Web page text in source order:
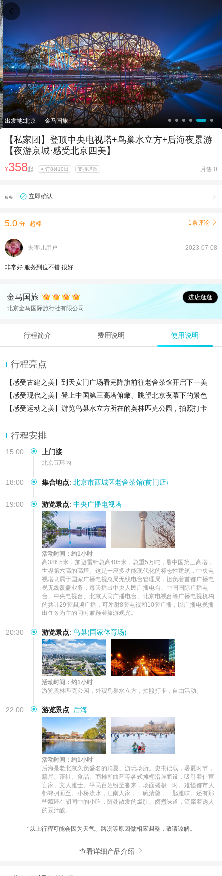
出发地:北京 金马国旅
【私家团】登顶中央电视塔+鸟巢水立方+后海夜景游
【夜游京城·感受北京四美】
¥358起 可订8月10日 支持退款 月售:0
服务 立即确认 
5.0 分 超棒 1条评论 
去哪儿用户 2023-07-08
非常好 服务到位不错 很好
金马国旅
进店逛逛
北京金马国际旅行社有限公司
行程简介 费用说明 使用说明
行程亮点
【感受古建之美】到天安门广场看完降旗前往老舍茶馆开启下一美
【感受现代之美】登上中国第三高塔俯瞰、眺望北京夜幕下的景色
【感受运动之美】游览鸟巢水立方所在的奥林匹克公园，拍照打卡
行程安排
15:00 上门接
北京五环内
18:00 集合地点: 北京市西城区老舍茶馆(前门店)
19:00 游览景点: 中央广播电视塔
活动时间：约1小时
高386.5米，加避雷针总高405米，总重5万吨，是中国第三高塔，
世界第六高的高塔。这是一座多功能现代化的标志性建筑，中央电
视塔隶属于国家广播电视总局无线电台管理局，担负着首都广播电
视无线覆盖业务，每天播出中央人民广播电台、中国国际广播电
台、中央电视台、北京人民广播电台、北京电视台等广播电视机构
的共计29套调频广播，可发射8套电视和10套广播，以广播电视播
出任务为主的同时兼顾着旅游观光。
20:30 游览景点: 鸟巢(国家体育场)
活动时间：约1小时
游览奥林匹克公园，外观鸟巢水立方，拍照打卡，自由活动。
22:00 游览景点: 后海
活动时间：约1小时
后海是老北京久负盛名的消夏、游玩场所。史书记载，暑夏时节，
藕局、茶社、食品、商摊和曲艺等各式摊棚沿岸而设，吸引着仕宦
官家、文人雅士、平民百姓纷至沓来，场面盛极一时。难怪都市人
都蜂拥而至。小桥流水，江南人家，一碗清羹，一匙雅味。还有那
些藏匿在胡同中的小吃，随处散发的爆肚、卤煮味道，流窜着诱人
的豆汁酸。
*以上行程可能会因为天气、路况等原因做相应调整，敬请谅解。
查看详细产品介绍 
